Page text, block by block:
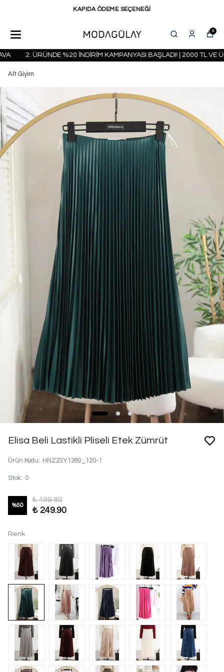
KAPIDA ÖDEME SEÇENEĞİ
0
2. ÜRÜNDE %20 İNDİRİM KAMPANYASI BAŞLADI! | 2000 TL VE
Alt Giyim
Elisa Beli Lastikli Pliseli Etek Zümrüt
Ürün Kodu: HNZ23Y1389_120-1
Stok: 0
%50
₺ 499.80
₺ 249.90
Renk